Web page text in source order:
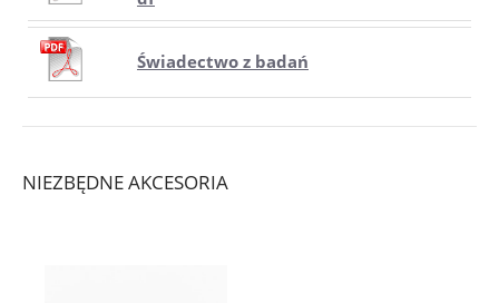
Świadectwo z badań
NIEZBĘDNE AKCESORIA